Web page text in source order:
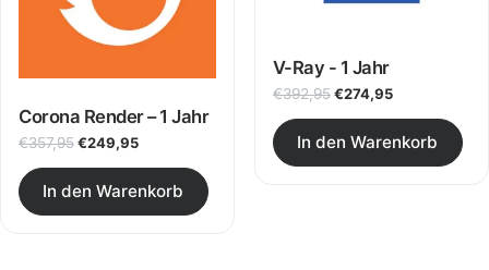
Lizenz ohne Abo, perfekt kombinierbar mit Ihrer
Entwurfssoftware.
Corona Render – 1 Jahr
€357,95Ursprünglicher Preis war: €357,95
€249,95Aktueller Preis ist: €249,95.
In den Warenkorb
V-Ray - 1 Jahr
€392,95Ursprünglicher Preis
€274,95Aktueller
In den Warenkorb